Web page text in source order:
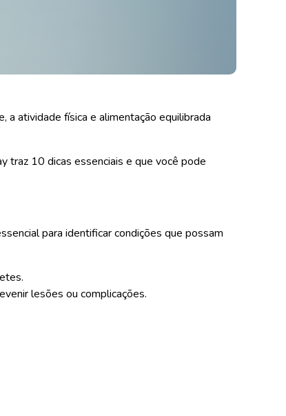
a atividade física e alimentação equilibrada
traz 10 dicas essenciais e que você pode
para identificar condições que possam
lesões ou complicações.